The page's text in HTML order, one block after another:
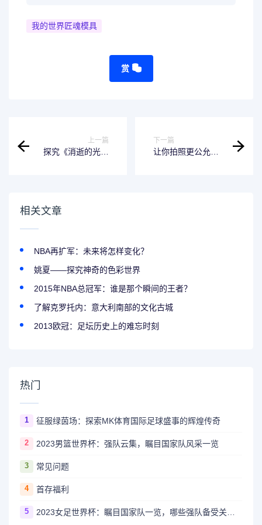
我的世界匠魂模具
赏
上一篇
探究《消逝的光芒
下一篇
让你拍照更公允的
相关文章
NBA再扩军：未来将怎样变化？
姚夏——探究神奇的色彩世界
2015年NBA总冠军：谁是那个瞬间的王者？
了解克罗托内：意大利南部的文化古城
2013欧冠：足坛历史上的难忘时刻
热门
1 征服绿茵场：探索MK体育国际足球盛事的辉煌传奇
2 2023男篮世界杯：强队云集，瞩目国家队风采一览
3 常见问题
4 首存福利
5 2023女足世界杯：瞩目国家队一览，哪些强队备受关注？